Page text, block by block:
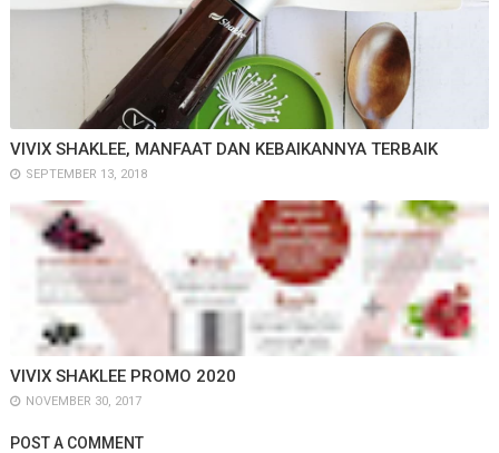
VIVIX SHAKLEE, MANFAAT DAN KEBAIKANNYA TERBAIK
SEPTEMBER 13, 2018
VIVIX SHAKLEE PROMO 2020
NOVEMBER 30, 2017
POST A COMMENT